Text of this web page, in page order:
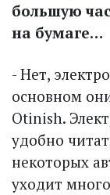
большую
на бумаге…
- Нет,
основном
Otinish.
удобно
некоторых
уходит